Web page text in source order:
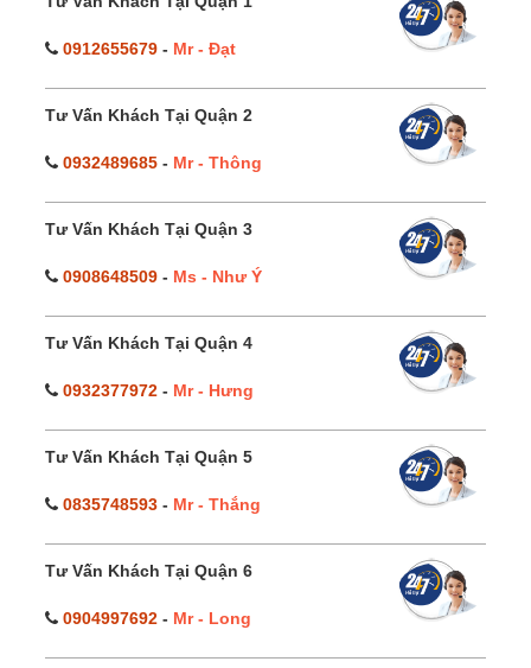
0912655679 - Mr - Đạt
Tư Vấn Khách Tại Quận 2
0932489685 - Mr - Thông
Tư Vấn Khách Tại Quận 3
0908648509 - Ms - Như Ý
Tư Vấn Khách Tại Quận 4
0932377972 - Mr - Hưng
Tư Vấn Khách Tại Quận 5
0835748593 - Mr - Thắng
Tư Vấn Khách Tại Quận 6
0904997692 - Mr - Long